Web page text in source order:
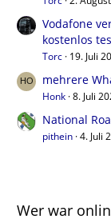
Vodafone
kostenlos
Torc 19. Juli
mehrere
Honk 8. Juli
National
pithein 4. Juli
Wer war